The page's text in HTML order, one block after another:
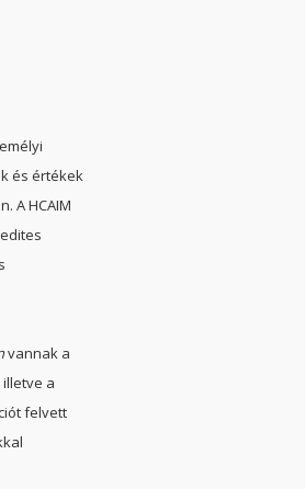
és értékek
A HCAIM
vannak a
illetve a
felvett